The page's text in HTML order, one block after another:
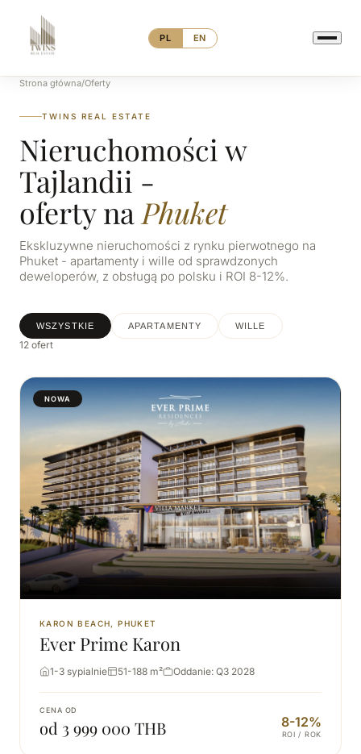
PL EN
Strona główna/Oferty
TWINS REAL ESTATE
Nieruchomości w
Tajlandii -
oferty na Phuket
Ekskluzywne nieruchomości z rynku pierwotnego na
Phuket - apartamenty i wille od sprawdzonych
deweloperów, z obsługą po polsku i ROI 8-12%.
WSZYSTKIE APARTAMENTY WILLE
12 ofert
NOWA
KARON BEACH, PHUKET
Ever Prime Karon
1-3 sypialnie 51-188 m² Oddanie: Q3 2028
CENA OD
od 3 999 000 THB 8-12%
ROI / ROK